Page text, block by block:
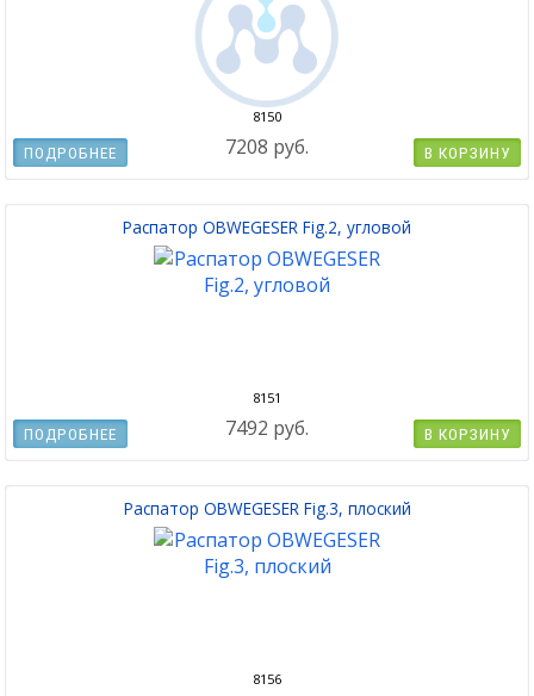
8150
7208 руб. В КОРЗИНУ
ПОДРОБНЕЕ
Распатор OBWEGESER Fig.2, угловой
8151
7492 руб. В КОРЗИНУ
ПОДРОБНЕЕ
Распатор OBWEGESER Fig.3, плоский
8156